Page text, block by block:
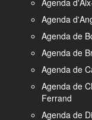
Agenda
Agenda de
Agenda de
Agenda de
Agenda de
Ferrand
Agenda de